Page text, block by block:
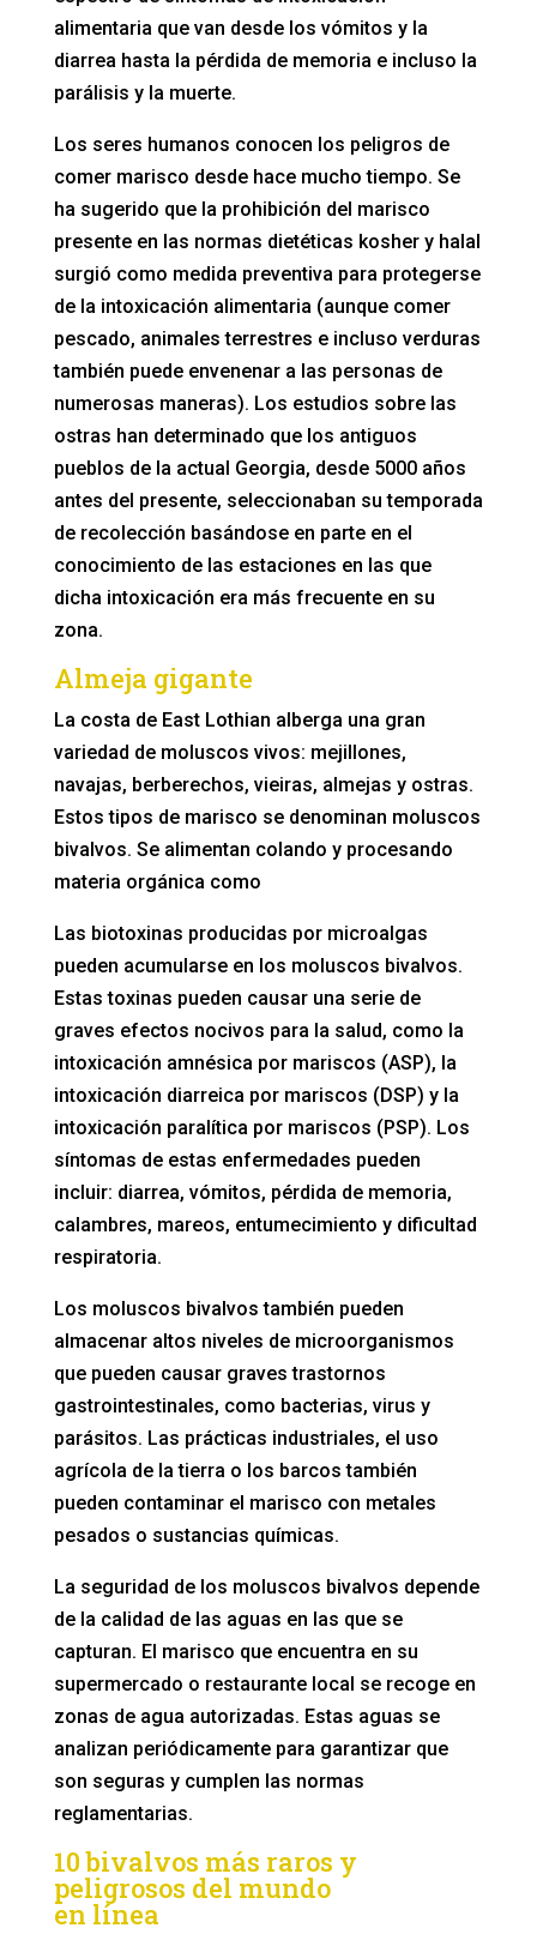
alimentaria que van desde los vómitos y la
diarrea hasta la pérdida de memoria e incluso la
parálisis y la muerte.
Los seres humanos conocen los peligros de
comer marisco desde hace mucho tiempo. Se
ha sugerido que la prohibición del marisco
presente en las normas dietéticas kosher y halal
surgió como medida preventiva para protegerse
de la intoxicación alimentaria (aunque comer
pescado, animales terrestres e incluso verduras
también puede envenenar a las personas de
numerosas maneras). Los estudios sobre las
ostras han determinado que los antiguos
pueblos de la actual Georgia, desde 5000 años
antes del presente, seleccionaban su temporada
de recolección basándose en parte en el
conocimiento de las estaciones en las que
dicha intoxicación era más frecuente en su
zona.
Almeja gigante
La costa de East Lothian alberga una gran
variedad de moluscos vivos: mejillones,
navajas, berberechos, vieiras, almejas y ostras.
Estos tipos de marisco se denominan moluscos
bivalvos. Se alimentan colando y procesando
materia orgánica como
Las biotoxinas producidas por microalgas
pueden acumularse en los moluscos bivalvos.
Estas toxinas pueden causar una serie de
graves efectos nocivos para la salud, como la
intoxicación amnésica por mariscos (ASP), la
intoxicación diarreica por mariscos (DSP) y la
intoxicación paralítica por mariscos (PSP). Los
síntomas de estas enfermedades pueden
incluir: diarrea, vómitos, pérdida de memoria,
calambres, mareos, entumecimiento y dificultad
respiratoria.
Los moluscos bivalvos también pueden
almacenar altos niveles de microorganismos
que pueden causar graves trastornos
gastrointestinales, como bacterias, virus y
parásitos. Las prácticas industriales, el uso
agrícola de la tierra o los barcos también
pueden contaminar el marisco con metales
pesados o sustancias químicas.
La seguridad de los moluscos bivalvos depende
de la calidad de las aguas en las que se
capturan. El marisco que encuentra en su
supermercado o restaurante local se recoge en
zonas de agua autorizadas. Estas aguas se
analizan periódicamente para garantizar que
son seguras y cumplen las normas
reglamentarias.
10 bivalvos más raros y
peligrosos del mundo
en línea